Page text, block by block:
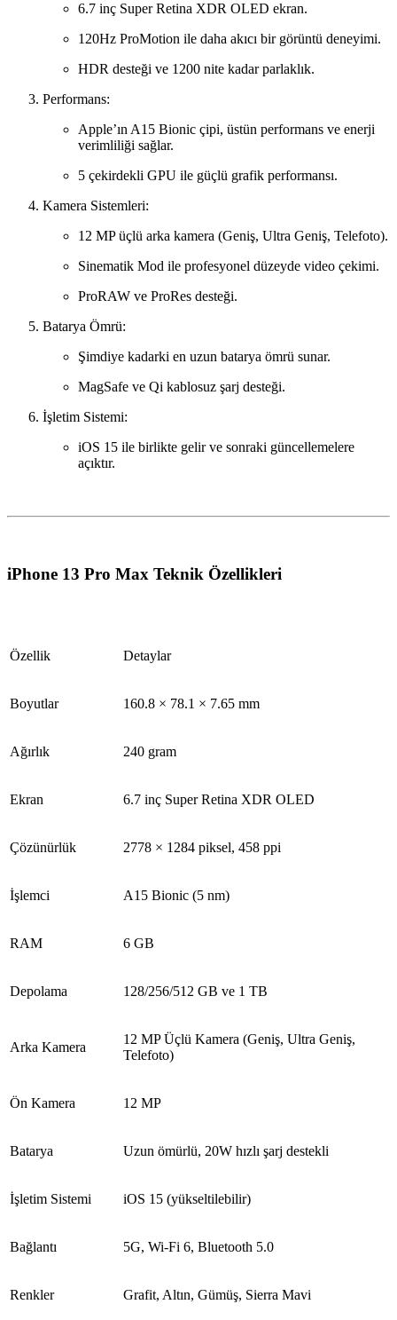
6.7 inç Super Retina XDR OLED ekran.
120Hz ProMotion ile daha akıcı bir görüntü deneyimi.
HDR desteği ve 1200 nite kadar parlaklık.
Performans:
Apple’ın A15 Bionic çipi, üstün performans ve enerji
verimliliği sağlar.
5 çekirdekli GPU ile güçlü grafik performansı.
Kamera Sistemleri:
12 MP üçlü arka kamera (Geniş, Ultra Geniş, Telefoto).
Sinematik Mod ile profesyonel düzeyde video çekimi.
ProRAW ve ProRes desteği.
Batarya Ömrü:
Şimdiye kadarki en uzun batarya ömrü sunar.
MagSafe ve Qi kablosuz şarj desteği.
İşletim Sistemi:
iOS 15 ile birlikte gelir ve sonraki güncellemelere
açıktır.
iPhone 13 Pro Max Teknik Özellikleri
Özellik Detaylar
Boyutlar 160.8 × 78.1 × 7.65 mm
Ağırlık 240 gram
Ekran 6.7 inç Super Retina XDR OLED
Çözünürlük 2778 × 1284 piksel, 458 ppi
İşlemci A15 Bionic (5 nm)
RAM 6 GB
Depolama 128/256/512 GB ve 1 TB
Arka Kamera
12 MP Üçlü Kamera (Geniş, Ultra Geniş,
Telefoto)
Ön Kamera 12 MP
Batarya Uzun ömürlü, 20W hızlı şarj destekli
İşletim Sistemi iOS 15 (yükseltilebilir)
Bağlantı 5G, Wi-Fi 6, Bluetooth 5.0
Renkler Grafit, Altın, Gümüş, Sierra Mavi